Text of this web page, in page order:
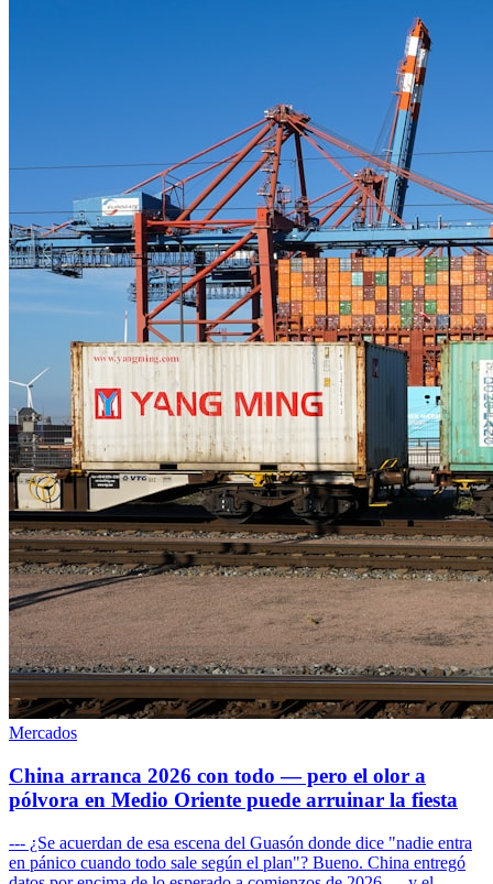
Mercados
China arranca 2026 con todo — pero el olor a
pólvora en Medio Oriente puede arruinar la fiesta
--- ¿Se acuerdan de esa escena del Guasón donde dice "nadie entra
en pánico cuando todo sale según el plan"? Bueno. China entregó